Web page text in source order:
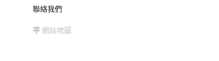
聯絡我們
網站地圖